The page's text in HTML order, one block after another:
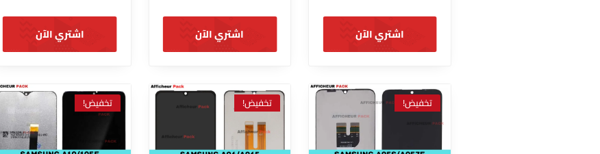
اشتري الآن اشتري الآن اشتري الآن
تخفيض! تخفيض! تخفيض!